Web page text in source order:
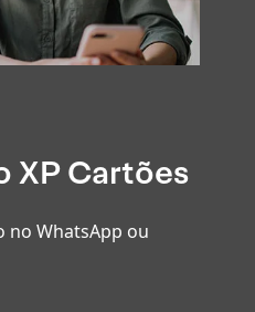
XP Cartões
no WhatsApp ou